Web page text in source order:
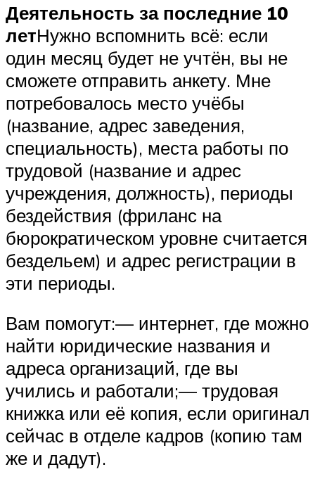
Деятельность за последние 10
летНужно вспомнить всё: если
один месяц будет не учтён, вы не
сможете отправить анкету. Мне
потребовалось место учёбы
(название, адрес заведения,
специальность), места работы по
трудовой (название и адрес
учреждения, должность), периоды
бездействия (фриланс на
бюрократическом уровне считается
бездельем) и адрес регистрации в
эти периоды.
Вам помогут:— интернет, где можно
найти юридические названия и
адреса организаций, где вы
учились и работали;— трудовая
книжка или её копия, если оригинал
сейчас в отделе кадров (копию там
же и дадут).